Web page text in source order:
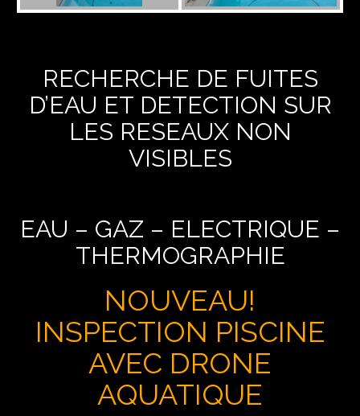
RECHERCHE DE FUITES
D’EAU ET DETECTION SUR
LES RESEAUX NON
VISIBLES
EAU – GAZ – ELECTRIQUE –
THERMOGRAPHIE
NOUVEAU!
INSPECTION PISCINE
AVEC DRONE
AQUATIQUE